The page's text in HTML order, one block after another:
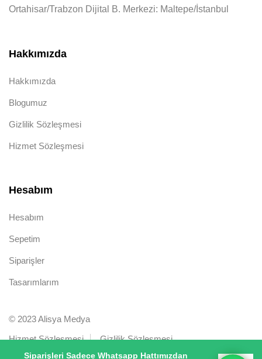
Siparişleri Sadece Whatsapp Hattımızdan
Ortahisar/Trabzon Dijital B. Merkezi: Maltepe/İstanbul
Hakkımızda
Hakkımızda
Blogumuz
Gizlilik Sözleşmesi
Hizmet Sözleşmesi
Hesabım
Hesabım
Sepetim
Siparişler
Tasarımlarım
© 2023 Alisya Medya
Hizmet Sözleşmesi
Gizlilik Sözleşmesi